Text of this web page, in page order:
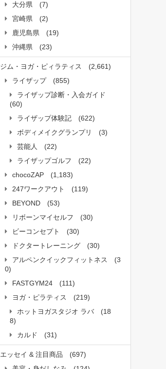
大分県
(7)
宮崎県
(2)
鹿児島県
(19)
沖縄県
(23)
ジム・ヨガ・ピィラティス
(2,661)
ライザップ
(855)
ライザップ診断・入会ガイド
(60)
ライザップ体験記
(622)
ボディメイクグランプリ
(3)
芸能人
(22)
ライザップゴルフ
(22)
chocoZAP
(1,183)
247ワークアウト
(119)
BEYOND
(53)
リボーンマイセルフ
(30)
ビーコンセプト
(30)
ドクタートレーニング
(30)
アルペンクイックフィットネス
(3
0)
FASTGYM24
(111)
ヨガ・ピラティス
(219)
ホットヨガスタジオ ラバ
(18
8)
カルド
(31)
エッセイ & 注目商品
(697)